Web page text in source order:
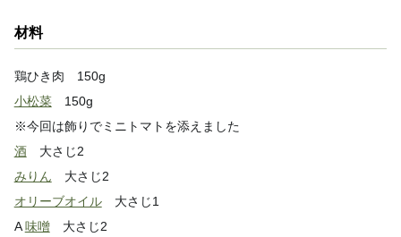
材料
鶏ひき肉 150g
小松菜150g
※今回は飾りでミニトマトを添えました
酒大さじ2
みりん 大さじ2
オリーブオイル大さじ1
A味噌大さじ2